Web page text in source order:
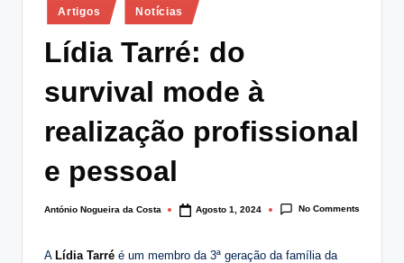
Posted
in
Artigos Notícias
Lídia Tarré: do
survival mode à
realização profissional
e pessoal
Posted
António Nogueira da Costa Agosto 1, 2024 No Comments
A Lídia Tarré é um membro da 3ª geração da família da